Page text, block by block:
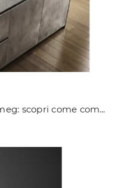
Elettrodomestici e Lavelli Smeg: scopri come completare i tuoi spazi e la tua zona cucina con il modello Lavello Dolce Stil Novo.